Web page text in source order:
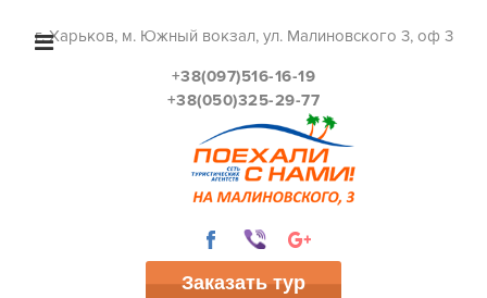
г. Харьков, м. Южный вокзал, ул. Малиновского 3, оф 3
+38(097)516-16-19
+38(050)325-29-77
Заказать тур